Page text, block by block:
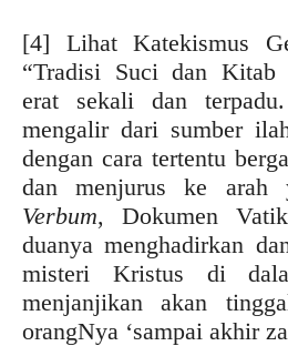
[4] Lihat Katekismus
“Tradisi Suci dan Kitab
erat sekali dan
mengalir dari sumber
dengan cara tertentu
dan menjurus ke arah
Verbum, Dokumen
duanya menghadirkan
misteri Kristus di
menjanjikan akan
orangNya ‘sampai akhir